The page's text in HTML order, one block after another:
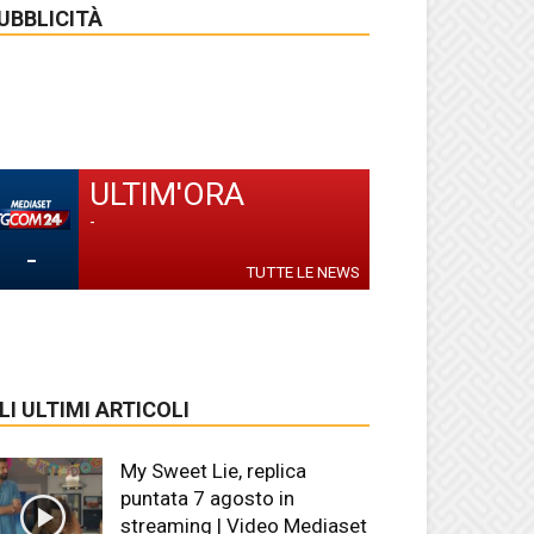
-
ULTIM'ORA
-
TUTTE LE NEWS
ULTIMI ARTICOLI
My Sweet Lie, replica
puntata 7 agosto in
streaming | Video Mediaset